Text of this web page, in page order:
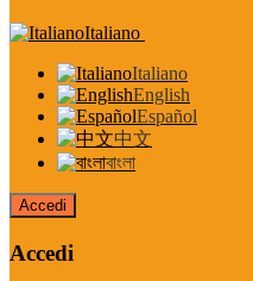
Italiano
Italiano
English
Español
中文
বাংলা
Accedi
Accedi